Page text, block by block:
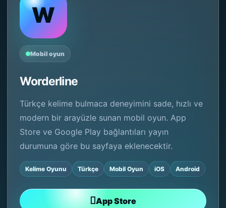
W
Mobil oyun
Worderline
Türkçe kelime bulmaca deneyimini sade, hızlı ve
modern bir arayüzle sunan mobil oyun. App
Store ve Google Play bağlantıları yayın
durumuna göre bu sayfaya eklenecektir.
Kelime Oyunu Türkçe Mobil Oyun iOS Android
App Store